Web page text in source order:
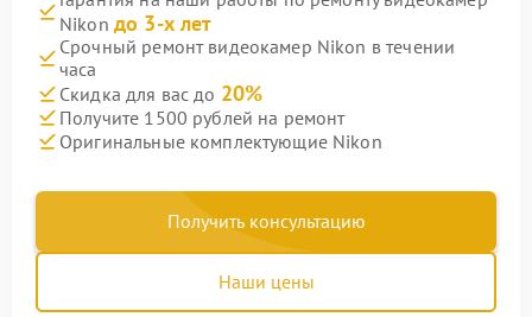
Nikon до 3-х лет
Срочный ремонт видеокамер Nikon в течении
часа
Скидка для вас до 20%
Получите 1500 рублей на ремонт
Оригинальные комплектующие Nikon
Получить консультацию
Наши цены